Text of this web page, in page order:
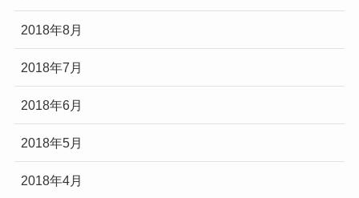
2018年8月
2018年7月
2018年6月
2018年5月
2018年4月